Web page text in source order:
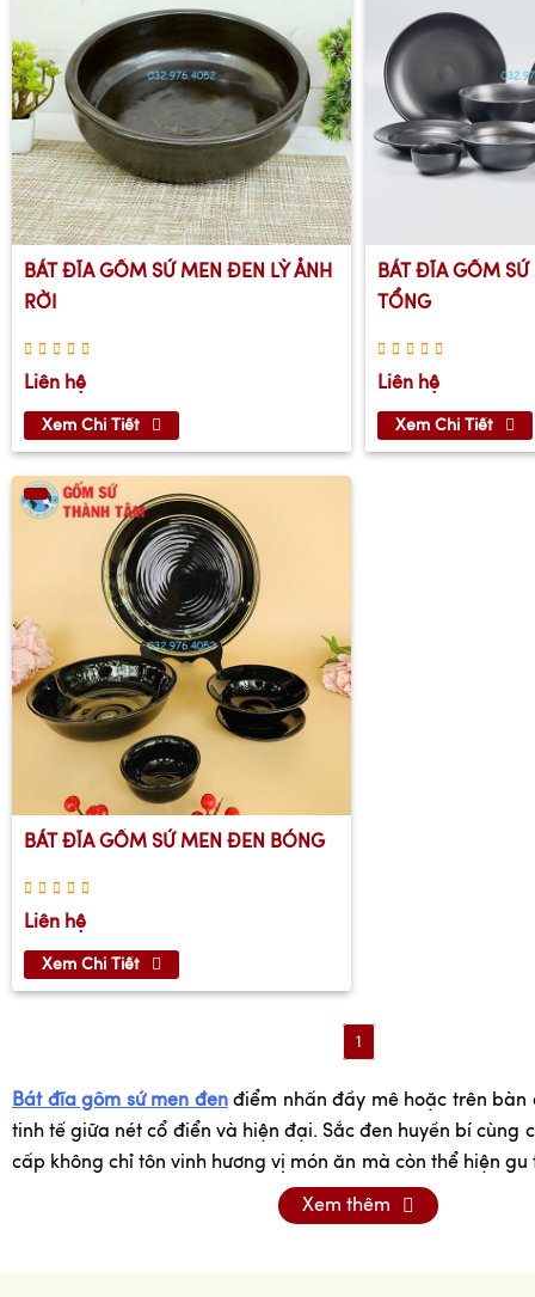
BÁT ĐĨA GỐM SỨ MEN ĐEN LỲ ẢNH
RỜI
Liên hệ
Xem Chi Tiết
BÁT ĐĨA GỐM SỨ
TỔNG
Liên hệ
Xem Chi Tiết
BÁT ĐĨA GỐM SỨ MEN ĐEN BÓNG
Liên hệ
Xem Chi Tiết
1
Bát đĩa gốm sứ men đenđiểm nhấn đầy mê hoặc trên bàn
tinh tế giữa nét cổ điển và hiện đại. Sắc đen huyền bí cùng
cấp không chỉ tôn vinh hương vị món ăn mà còn thể hiện
gia chủ. Khám phá vẻ đẹp độc đáo này và biến mỗi
Xem thêm